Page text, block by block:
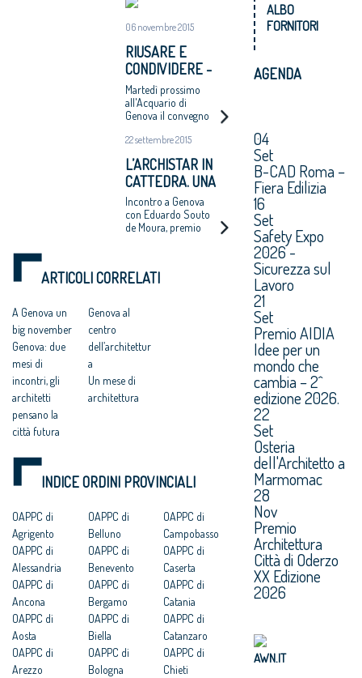
06 novembre 2015
RIUSARE E
CONDIVIDERE -
NUOVE
STRATEGIE
URBANE
Martedì prossimo
all'Acquario di
Genova il convegno
Fondazione e
di Genova
22 settembre 2015
L’ARCHISTAR IN
CATTEDRA. UNA
LEZIONE DI
NORMALITÀ
Incontro a Genova
con Eduardo Souto
de Moura, premio
ARTICOLI CORRELATI
A Genova un
big november
Genova: due
mesi di
incontri, gli
architetti
pensano la
città futura
Genova al
centro
dell’architettur
a
Un mese di
architettura
INDICE ORDINI PROVINCIALI
OAPPC di
Agrigento
OAPPC di
Alessandria
OAPPC di
Ancona
OAPPC di
Aosta
OAPPC di
Arezzo
OAPPC di
Belluno
OAPPC di
Benevento
OAPPC di
Bergamo
OAPPC di
Biella
OAPPC di
Bologna
OAPPC di
Campobasso
OAPPC di
Caserta
OAPPC di
Catania
OAPPC di
Catanzaro
OAPPC di
Chieti
ALBO
FORNITORI
AGENDA
04
Set
B-CAD Roma –
Fiera Edilizia
16
Set
Safety Expo
2026 -
Sicurezza sul
Lavoro
21
Set
Premio AIDIA
Idee per un
mondo che
cambia – 2^
edizione 2026.
22
Set
Osteria
dell'Architetto a
Marmomac
28
Nov
Premio
Architettura
Città di Oderzo
XX Edizione
2026
AWN.IT